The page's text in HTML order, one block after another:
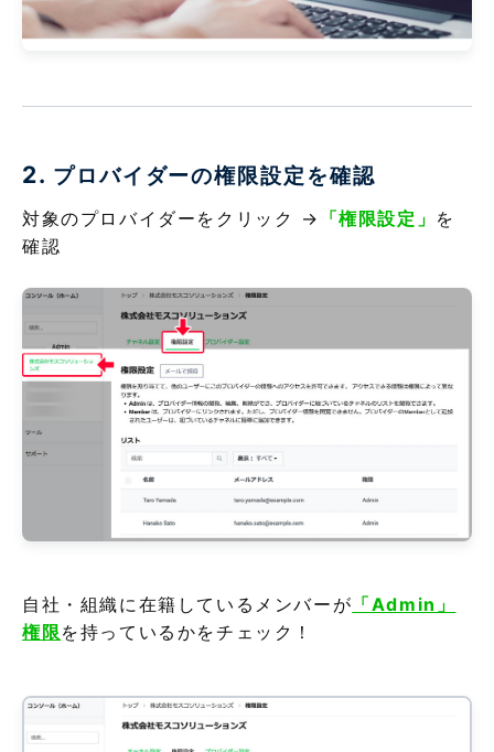
2. プロバイダーの権限設定を確認
対象のプロバイダーをクリック → 「権限設定」 を
確認
自社・組織に在籍しているメンバーが 「Admin」
権限を持っているかをチェック！